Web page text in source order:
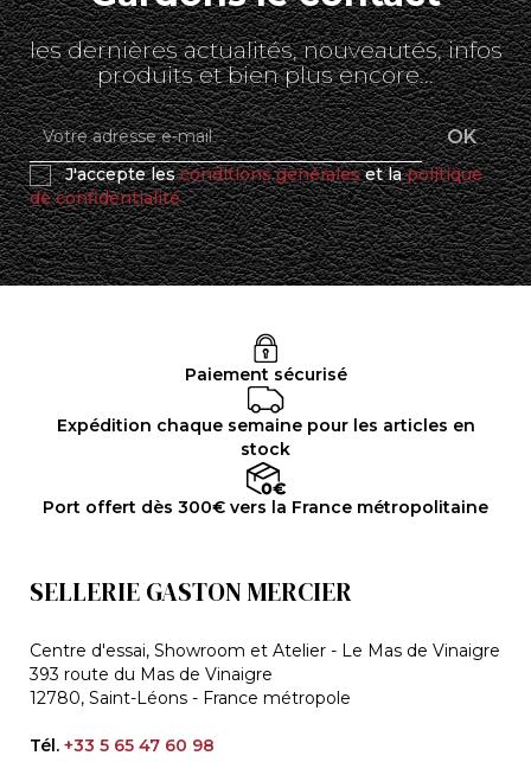
les dernières actualités, nouveautés, infos
produits et bien plus encore...
J'accepte lesconditions généraleset lapolitique
de confidentialité
Paiement sécurisé
Expédition chaque semaine pour les articles en
stock
Port offert dès 300€ vers la France métropolitaine
SELLERIE GASTON MERCIER
Centre d'essai, Showroom et Atelier - Le Mas de Vinaigre
393 route du Mas de Vinaigre
12780, Saint-Léons - France métropole
Tél. +33 5 65 47 60 98